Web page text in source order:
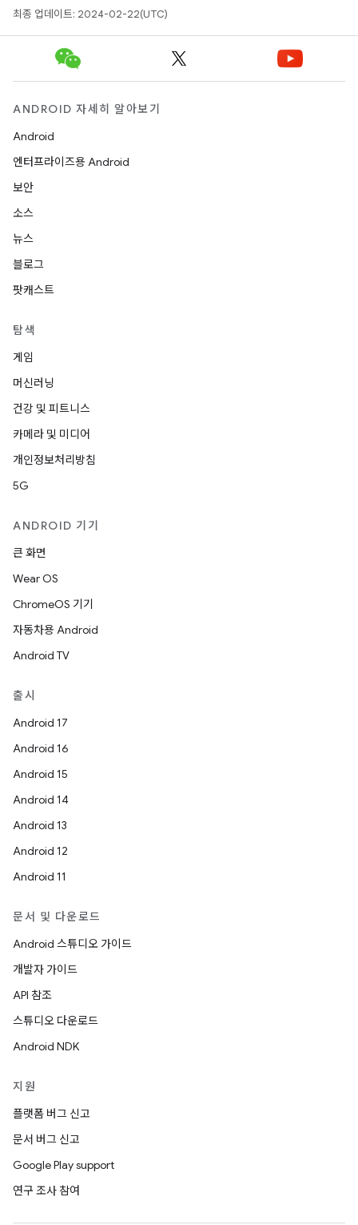
최종 업데이트: 2024-02-22(UTC)
ANDROID 자세히 알아보기
Android
엔터프라이즈용 Android
보안
소스
뉴스
블로그
팟캐스트
탐색
게임
머신러닝
건강 및 피트니스
카메라 및 미디어
개인정보처리방침
5G
ANDROID 기기
큰 화면
Wear OS
ChromeOS 기기
자동차용 Android
Android TV
출시
Android 17
Android 16
Android 15
Android 14
Android 13
Android 12
Android 11
문서 및 다운로드
Android 스튜디오 가이드
개발자 가이드
API 참조
스튜디오 다운로드
Android NDK
지원
플랫폼 버그 신고
문서 버그 신고
Google Play support
연구 조사 참여